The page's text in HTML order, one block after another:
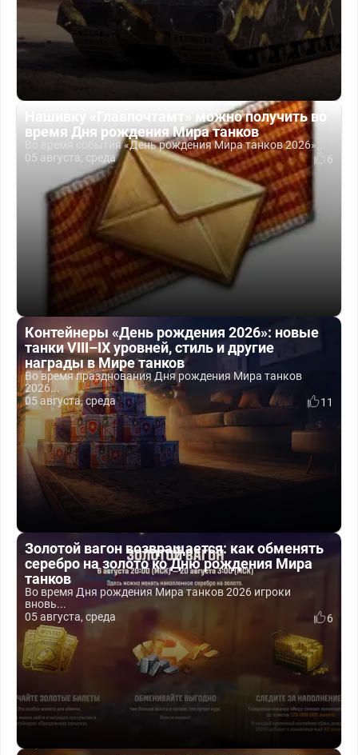
Нашивку «Главпочтамт» можно получить во
время Дня рождения Мира танков
Во время события «День рождения Мира танков 2026»...
05 августа, среда
6
Контейнеры «День рождения 2026»: новые
танки VIII–IX уровней, стиль и другие
награды в Мире танков
Во время празднования Дня рождения Мира танков
2026...
05 августа, среда
11
Золотой вагон возвращается: как обменять
серебро на золото ко Дню рождения Мира
танков
Во время Дня рождения Мира танков 2026 игроки
вновь...
05 августа, среда
6